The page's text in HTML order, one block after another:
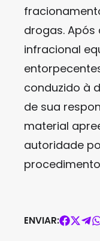
drogas.
infracional
conduzido à
de sua
material
autoridade
ENVIAR: